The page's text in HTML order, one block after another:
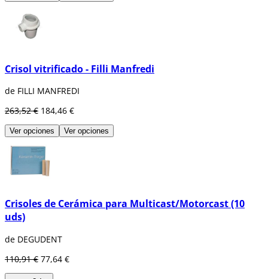
Crisol vitrificado - Filli Manfredi
de FILLI MANFREDI
263,52 € 184,46 €
Ver opciones Ver opciones
Crisoles de Cerámica para Multicast/Motorcast (10
uds)
de DEGUDENT
110,91 € 77,64 €